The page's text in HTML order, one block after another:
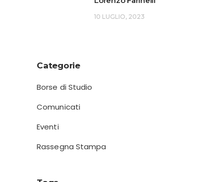
10 LUGLIO, 2023
Categorie
Borse di Studio
Comunicati
Eventi
Rassegna Stampa